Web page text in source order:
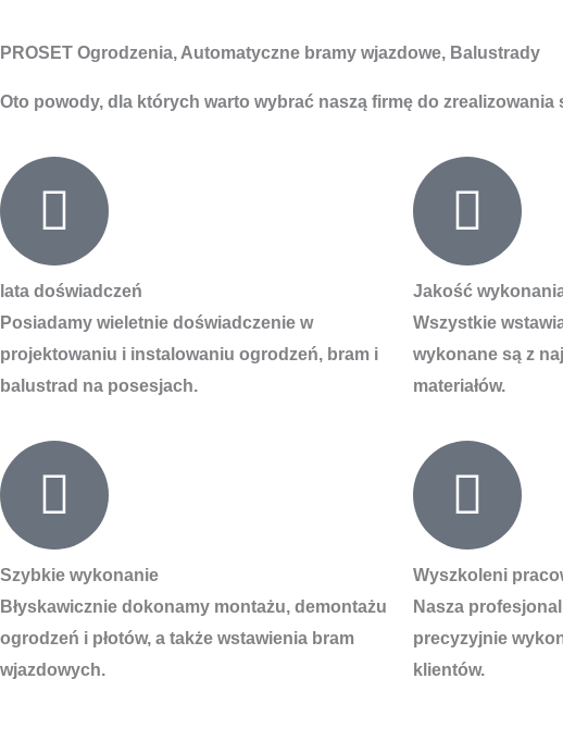
PROSET Ogrodzenia, Automatyczne bramy wjazdowe, Balustrady
Oto powody, dla których warto wybrać naszą firmę do zrealizowania
lata doświadczeń
Posiadamy wieletnie doświadczenie w
projektowaniu i instalowaniu ogrodzeń, bram i
balustrad na posesjach.
Szybkie wykonanie
Błyskawicznie dokonamy montażu, demontażu
ogrodzeń i płotów, a także wstawienia bram
wjazdowych.
Jakość
Wszystkie
wykonane są z
materiałów.
Wyszkoleni
Nasza
precyzyjnie
klientów.